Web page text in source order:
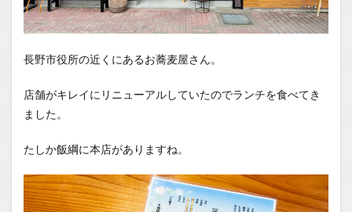
長野市役所の近くにあるお蕎麦屋さん。
店舗がキレイにリニューアルしていたのでランチを食べてき
ました。
たしか飯綱に本店がありますね。